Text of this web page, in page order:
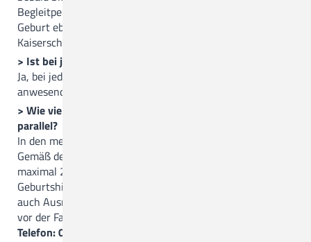
Begleitperson unterstützen. Dies gilt für eine normale
Geburt ebenso wie für einen geplanten oder ungeplanten
Kaiserschnitt.
> Ist bei jeder Geburt ein Arzt anwesend?
Ja, bei jeder Geburt sind ein Arzt und eine Hebamme
anwesend.
> Wie viele Geburten betreut eine Hebamme i.d.R.
parallel?
In den meisten Fällen ermöglichen wir eine 1:1 Betreuung.
Gemäß den gesetzlichen Vorgaben betreut eine Hebamme
maximal 2 Geburten parallel.
Geburtshilfe ist aber nie planbar, so dass es manchmal
auch Ausnahmen gibt. Daher ist es sinnvoll, dass Sie uns
vor der Fahrt in den Kreißsaal informieren.
Telefon: 05431 15 3280.